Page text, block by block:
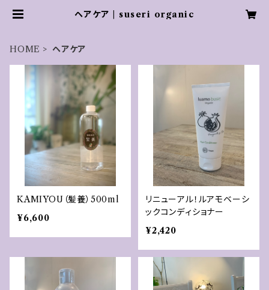
ヘアケア | suseri organic
HOME ヘアケア
KAMIYOU（髪養）500ml
¥6,600
リニューアル！ルアモベーシ
ックコンディショナー
¥2,420